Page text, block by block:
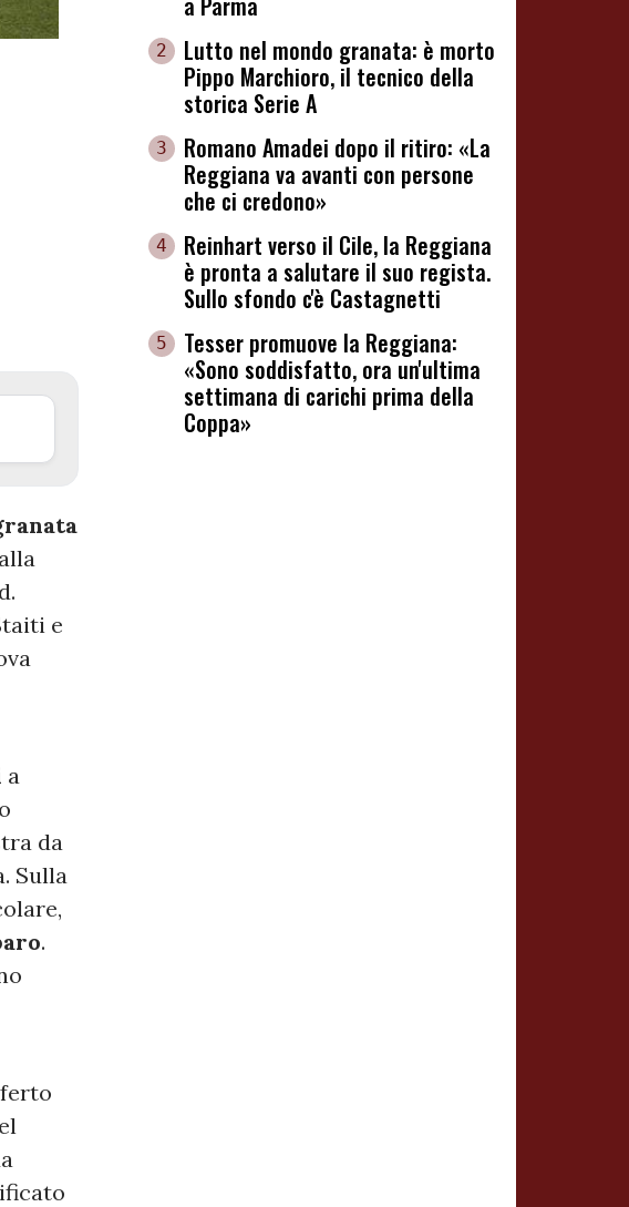
e
a
da
Sulla
.
2
Lutto nel mondo granata: è morto
Pippo Marchioro, il tecnico della
storica Serie A
3
Romano Amadei dopo il ritiro: «La
Reggiana va avanti con persone
che ci credono»
4
Reinhart verso il Cile, la Reggiana
è pronta a salutare il suo regista.
Sullo sfondo c'è Castagnetti
5
Tesser promuove la Reggiana:
«Sono soddisfatto, ora un'ultima
settimana di carichi prima della
Coppa»